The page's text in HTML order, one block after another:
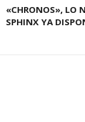
«CHRONOS», LO
SPHINX YA